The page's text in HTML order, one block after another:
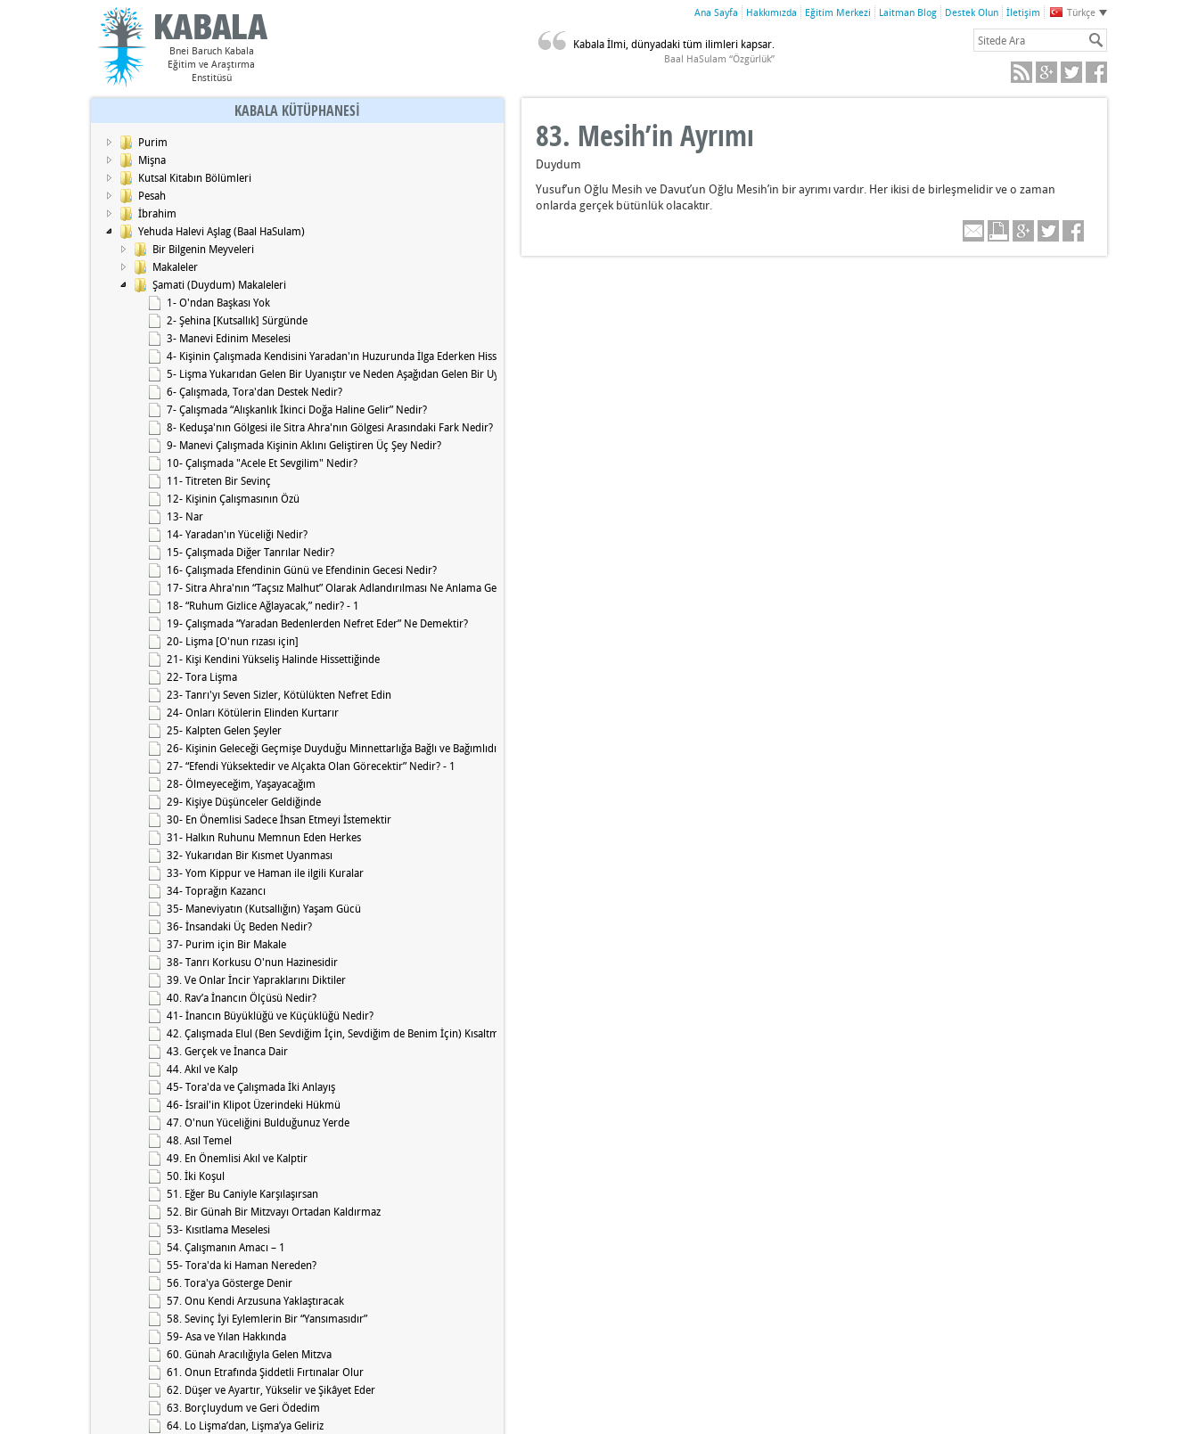
Bnei Baruch Kabala
Eğitim ve Araştırma
Enstitüsü
Türkçe
Ana Sayfa Hakkımızda Eğitim Merkezi Laitman Blog Destek Olun İletişim
Kabala İlmi, dünyadaki tüm ilimleri kapsar.
Baal HaSulam “Özgürlük”
KABALA KÜTÜPHANESİ
Purim
Mişna
Kutsal Kitabın Bölümleri
Pesah
İbrahim
Yehuda Halevi Aşlag (Baal HaSulam)
Bir Bilgenin Meyveleri
Makaleler
Şamati (Duydum) Makaleleri
1- O'ndan Başkası Yok
2- Şehina [Kutsallık] Sürgünde
3- Manevi Edinim Meselesi
4- Kişinin Çalışmada Kendisini Yaradan'ın Huzurunda İlga Ederken Hissettiği Ağırlığın Nedeni Nedir?
5- Lişma Yukarıdan Gelen Bir Uyanıştır ve Neden Aşağıdan Gelen Bir Uyanışa İhtiyacımız Var?
6- Çalışmada, Tora'dan Destek Nedir?
7- Çalışmada “Alışkanlık İkinci Doğa Haline Gelir” Nedir?
8- Keduşa'nın Gölgesi ile Sitra Ahra'nın Gölgesi Arasındaki Fark Nedir?
9- Manevi Çalışmada Kişinin Aklını Geliştiren Üç Şey Nedir?
10- Çalışmada "Acele Et Sevgilim" Nedir?
11- Titreten Bir Sevinç
12- Kişinin Çalışmasının Özü
13- Nar
14- Yaradan'ın Yüceliği Nedir?
15- Çalışmada Diğer Tanrılar Nedir?
16- Çalışmada Efendinin Günü ve Efendinin Gecesi Nedir?
17- Sitra Ahra'nın “Taçsız Malhut” Olarak Adlandırılması Ne Anlama Gelir?
18- “Ruhum Gizlice Ağlayacak,” nedir? - 1
19- Çalışmada “Yaradan Bedenlerden Nefret Eder” Ne Demektir?
20- Lişma [O'nun rızası için]
21- Kişi Kendini Yükseliş Halinde Hissettiğinde
22- Tora Lişma
23- Tanrı'yı Seven Sizler, Kötülükten Nefret Edin
24- Onları Kötülerin Elinden Kurtarır
25- Kalpten Gelen Şeyler
26- Kişinin Geleceği Geçmişe Duyduğu Minnettarlığa Bağlı ve Bağımlıdır
27- “Efendi Yüksektedir ve Alçakta Olan Görecektir” Nedir? - 1
28- Ölmeyeceğim, Yaşayacağım
29- Kişiye Düşünceler Geldiğinde
30- En Önemlisi Sadece İhsan Etmeyi İstemektir
31- Halkın Ruhunu Memnun Eden Herkes
32- Yukarıdan Bir Kısmet Uyanması
33- Yom Kippur ve Haman ile ilgili Kuralar
34- Toprağın Kazancı
35- Maneviyatın (Kutsallığın) Yaşam Gücü
36- İnsandaki Üç Beden Nedir?
37- Purim için Bir Makale
38- Tanrı Korkusu O'nun Hazinesidir
39. Ve Onlar İncir Yapraklarını Diktiler
40. Rav’a İnancın Ölçüsü Nedir?
41- İnancın Büyüklüğü ve Küçüklüğü Nedir?
42. Çalışmada Elul (Ben Sevdiğim İçin, Sevdiğim de Benim İçin) Kısaltması Nedir?
43. Gerçek ve İnanca Dair
44. Akıl ve Kalp
45- Tora'da ve Çalışmada İki Anlayış
46- İsrail'in Klipot Üzerindeki Hükmü
47. O'nun Yüceliğini Bulduğunuz Yerde
48. Asıl Temel
49. En Önemlisi Akıl ve Kalptir
50. İki Koşul
51. Eğer Bu Caniyle Karşılaşırsan
52. Bir Günah Bir Mitzvayı Ortadan Kaldırmaz
53- Kısıtlama Meselesi
54. Çalışmanın Amacı – 1
55- Tora'da ki Haman Nereden?
56. Tora'ya Gösterge Denir
57. Onu Kendi Arzusuna Yaklaştıracak
58. Sevinç İyi Eylemlerin Bir “Yansımasıdır”
59- Asa ve Yılan Hakkında
60. Günah Aracılığıyla Gelen Mitzva
61. Onun Etrafında Şiddetli Fırtınalar Olur
62. Düşer ve Ayartır, Yükselir ve Şikâyet Eder
63. Borçluydum ve Geri Ödedim
64. Lo Lişma’dan, Lişma’ya Geliriz
83. Mesih’in Ayrımı
Duydum
Yusuf’un Oğlu Mesih ve Davut’un Oğlu Mesih’in bir ayrımı vardır. Her ikisi de birleşmelidir ve o zaman
onlarda gerçek bütünlük olacaktır.